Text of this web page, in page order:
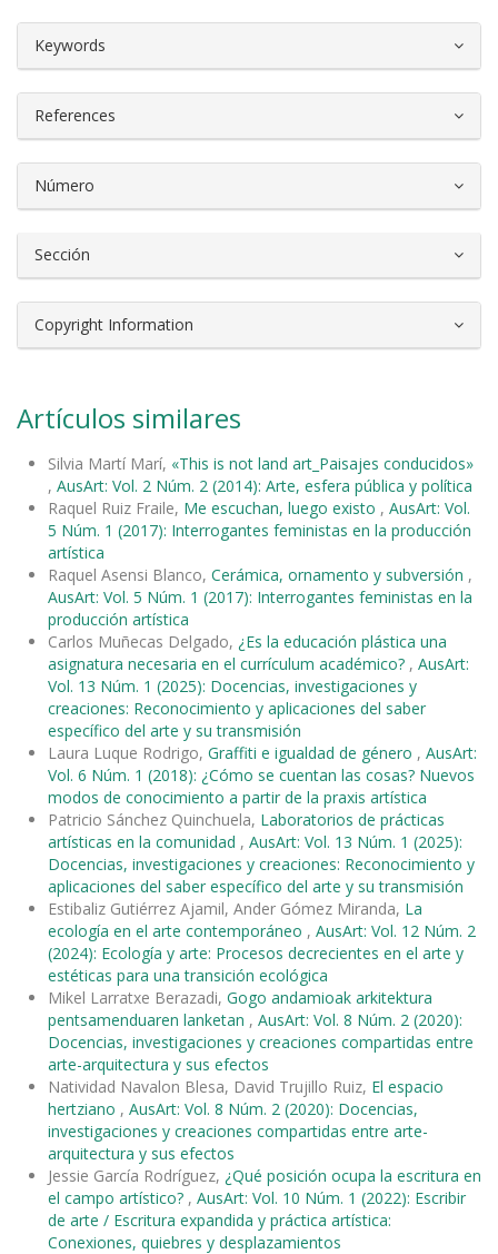
Keywords
References
Número
Sección
Copyright Information
Artículos similares
Silvia Martí Marí, «This is not land art_Paisajes conducidos»
, AusArt: Vol. 2 Núm. 2 (2014): Arte, esfera pública y política
Raquel Ruiz Fraile, Me escuchan, luego existo , AusArt: Vol.
5 Núm. 1 (2017): Interrogantes feministas en la producción
artística
Raquel Asensi Blanco, Cerámica, ornamento y subversión ,
AusArt: Vol. 5 Núm. 1 (2017): Interrogantes feministas en la
producción artística
Carlos Muñecas Delgado, ¿Es la educación plástica una
asignatura necesaria en el currículum académico? , AusArt:
Vol. 13 Núm. 1 (2025): Docencias, investigaciones y
creaciones: Reconocimiento y aplicaciones del saber
específico del arte y su transmisión
Laura Luque Rodrigo, Graffiti e igualdad de género , AusArt:
Vol. 6 Núm. 1 (2018): ¿Cómo se cuentan las cosas? Nuevos
modos de conocimiento a partir de la praxis artística
Patricio Sánchez Quinchuela, Laboratorios de prácticas
artísticas en la comunidad , AusArt: Vol. 13 Núm. 1 (2025):
Docencias, investigaciones y creaciones: Reconocimiento y
aplicaciones del saber específico del arte y su transmisión
Estibaliz Gutiérrez Ajamil, Ander Gómez Miranda, La
ecología en el arte contemporáneo , AusArt: Vol. 12 Núm. 2
(2024): Ecología y arte: Procesos decrecientes en el arte y
estéticas para una transición ecológica
Mikel Larratxe Berazadi, Gogo andamioak arkitektura
pentsamenduaren lanketan , AusArt: Vol. 8 Núm. 2 (2020):
Docencias, investigaciones y creaciones compartidas entre
arte-arquitectura y sus efectos
Natividad Navalon Blesa, David Trujillo Ruiz, El espacio
hertziano , AusArt: Vol. 8 Núm. 2 (2020): Docencias,
investigaciones y creaciones compartidas entre arte-
arquitectura y sus efectos
Jessie García Rodríguez, ¿Qué posición ocupa la escritura en
el campo artístico? , AusArt: Vol. 10 Núm. 1 (2022): Escribir
de arte / Escritura expandida y práctica artística:
Conexiones, quiebres y desplazamientos